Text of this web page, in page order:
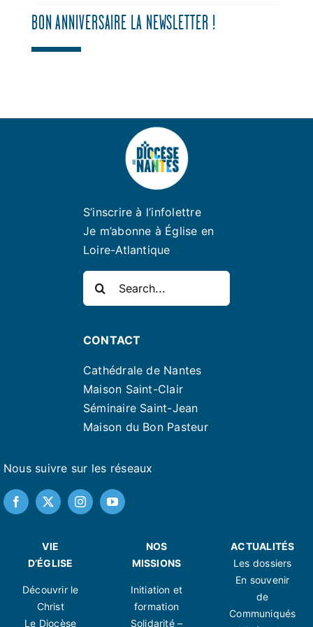
BON ANNIVERSAIRE LA NEWSLETTER !
S’inscrire à l’infolettre
Je m’abonne à Église en
Loire-Atlantique
Rechercher:
Nous suivre sur les réseaux
CONTACT
Cathédrale de Nantes
Maison Saint-Clair
Séminaire Saint-Jean
Maison du Bon Pasteur
VIE
D’ÉGLISE
Découvrir le
Christ
Le Diocèse
NOS
MISSIONS
Initiation et
formation
Solidarité –
ACTUALITÉS
Les dossiers
En souvenir
de
Communiqués